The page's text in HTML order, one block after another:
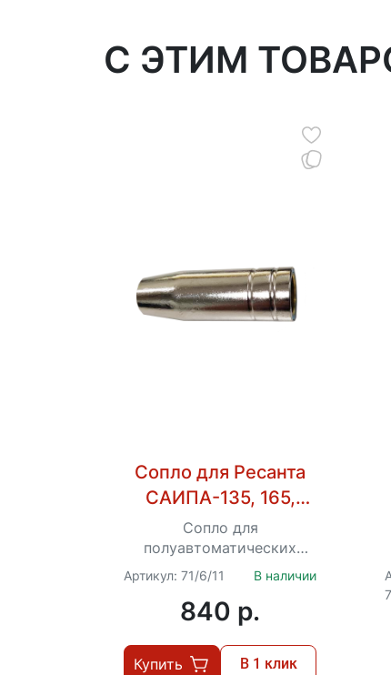
C ЭТИМ
Сопло для Ресанта
САИПА-135, 165,
200, 220, 220
Сопло для
полуавтоматических
сварочных аппаратов
инвенторного типа
Ресанта
Артикул: 71/6/11 В наличии
840 p.
Купить В 1 клик